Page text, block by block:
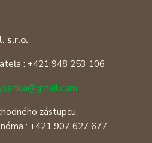
s.r.o.
: +421 948 253 106
zástupcu,
: +421 907 627 677